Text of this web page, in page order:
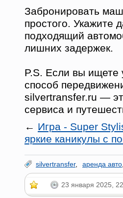
Забронировать
простого. Укажите
подходящий
лишних задержек.
P.S. Если вы
способ
silvertransfer.ru —
сервиса и
← Игра - Super
яркие каникулы с
silvertransfer, аренда авто
23 января 2025,